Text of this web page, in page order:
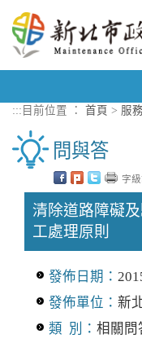
::: 目前位置 ： 首頁 > 服
問與答
字級
清除道路障礙
工處理原則
發佈日期：
發佈單位： 新
類 別： 相關問